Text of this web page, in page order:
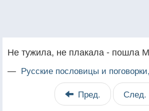
Не тужила, не плакала - пошла
— Русские пословицы и поговорки,
Пред. След.